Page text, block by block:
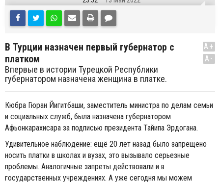
В Турции назначен первый губернатор с
платком
Впервые в истории Турецкой Республики
губернатором назначена женщина в платке.
A+
A-
Кюбра Гюран Йигитбаши, заместитель министра по делам семьи
и социальных служб, была назначена губернатором
Афьонкарахисара за подписью президента Тайипа Эрдогана.
Удивительное наблюдение: ещё 20 лет назад было запрещено
носить платки в школах и вузах, это вызывало серьезные
проблемы. Аналогичные запреты действовали и в
государственных учреждениях. А уже сегодня мы можем